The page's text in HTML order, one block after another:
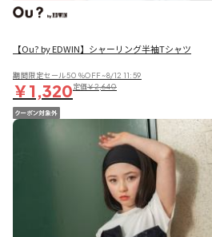
【Ou? by EDWIN】シャーリング半袖Tシャツ
期間限定セール50％OFF~8/12 11:59
￥1,320定価￥2,640